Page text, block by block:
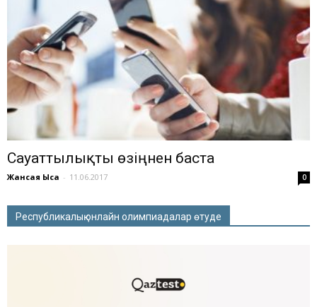
Сауаттылықты өзіңнен баста
Жансая Ысқақ - 11.06.2017 0
Республикалық онлайн олимпиадалар өтуде